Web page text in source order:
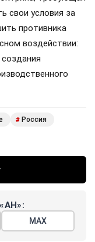
свои условия за
противника
воздействии:
# Россия
МАХ